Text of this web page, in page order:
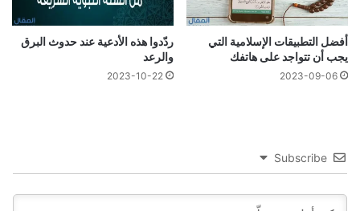
أفضل التطبيقات الإسلامية التي
يجب أن تتواجد على هاتفك
2023-09-06
ردّدوا هذه الأدعية عند حدوث البرق
والرعد
2023-10-22
Subscribe